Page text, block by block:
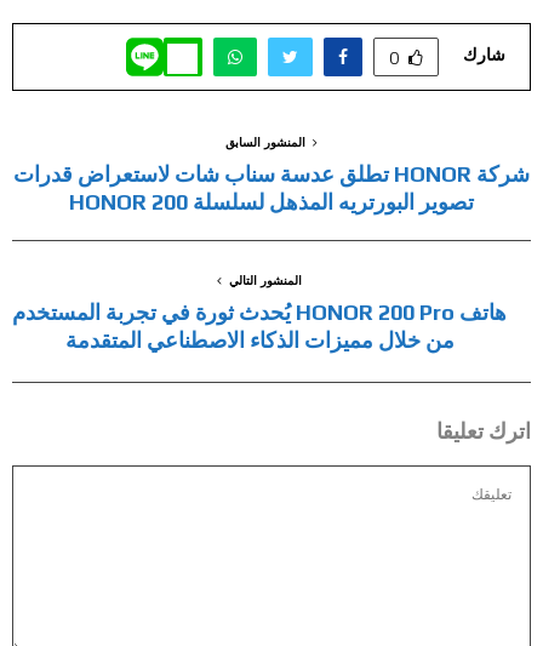
شارك 0
المنشور السابق
شركة HONOR تطلق عدسة سناب شات لاستعراض قدرات
تصوير البورتريه المذهل لسلسلة HONOR 200
المنشور التالي
هاتف HONOR 200 Pro يُحدث ثورة في تجربة المستخدم
من خلال مميزات الذكاء الاصطناعي المتقدمة
اترك تعليقا